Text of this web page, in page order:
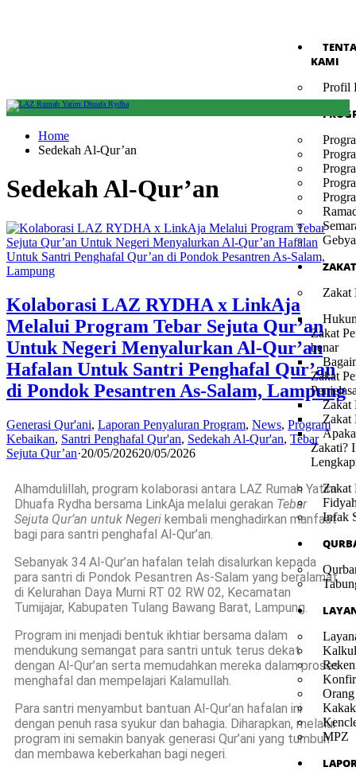
KAMI
Profil
ZAKAT
Zakat
Zakat
benar
Zakat
Zakat
Zakat
Zakati?
Zakat
Infak
MPZ
Home
Sedekah Al-Qur’an
Sedekah Al-Qur’an
Kolaborasi LAZ RYDHA x LinkAja
Melalui Program Tebar Sejuta Qur’an
Untuk Negeri Menyalurkan Al-Qur’an
Hafalan Untuk Santri Penghafal Qur’an
di Pondok Pesantren As-Salam, Lampung
Generasi Qur'ani, Laporan Penyaluran Program, News, Program
Kebaikan, Santri Penghafal Qur'an, Sedekah Al-Qur'an, Tebar
Sejuta Qur’an·20/05/202620/05/2026
Alhamdulillah, program kolaborasi antara LAZ Rumah Yatim
Dhuafa Rydha bersama LinkAja melalui gerakan Tebar
Sejuta Qur’an untuk Negeri kembali menghadirkan manfaat
bagi para santri penghafal Al-Qur’an.
Sebanyak 34 Al-Qur’an hafalan telah disalurkan kepada
para santri di Pondok Pesantren As-Salam yang beralamat
di Kelurahan Daya Murni RT 02 RW 02, Kecamatan
Tumijajar, Kabupaten Tulang Bawang Barat, Lampung.
Program ini menjadi bentuk ikhtiar bersama dalam
mendukung semangat para santri untuk terus dekat
dengan Al-Qur’an serta memudahkan mereka dalam proses
menghafal dan mempelajari Kalamullah.
Para santri menyambut bantuan Al-Qur’an hafalan ini
dengan penuh rasa syukur dan bahagia. Diharapkan, melalui
program ini semakin banyak generasi Qur’ani yang tumbuh
dan membawa keberkahan bagi negeri.